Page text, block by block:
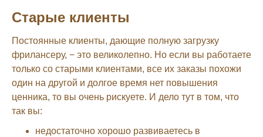
Старые клиенты
Постоянные клиенты, дающие полную загрузку
фрилансеру, − это великолепно. Но если вы работаете
только со старыми клиентами, все их заказы похожи
один на другой и долгое время нет повышения
ценника, то вы очень рискуете. И дело тут в том, что
так вы:
недостаточно хорошо развиваетесь в